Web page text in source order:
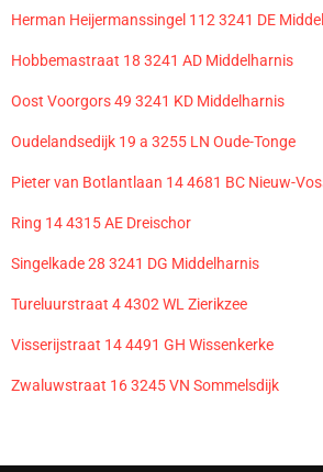
Herman Heijermanssingel 112 3241 DE
Hobbemastraat 18 3241 AD Middelharnis
Oost Voorgors 49 3241 KD Middelharnis
Oudelandsedijk 19 a 3255 LN Oude-Tonge
Pieter van Botlantlaan 14 4681 BC Nieuw-
Ring 14 4315 AE Dreischor
Singelkade 28 3241 DG Middelharnis
Tureluurstraat 4 4302 WL Zierikzee
Visserijstraat 14 4491 GH Wissenkerke
Zwaluwstraat 16 3245 VN Sommelsdijk